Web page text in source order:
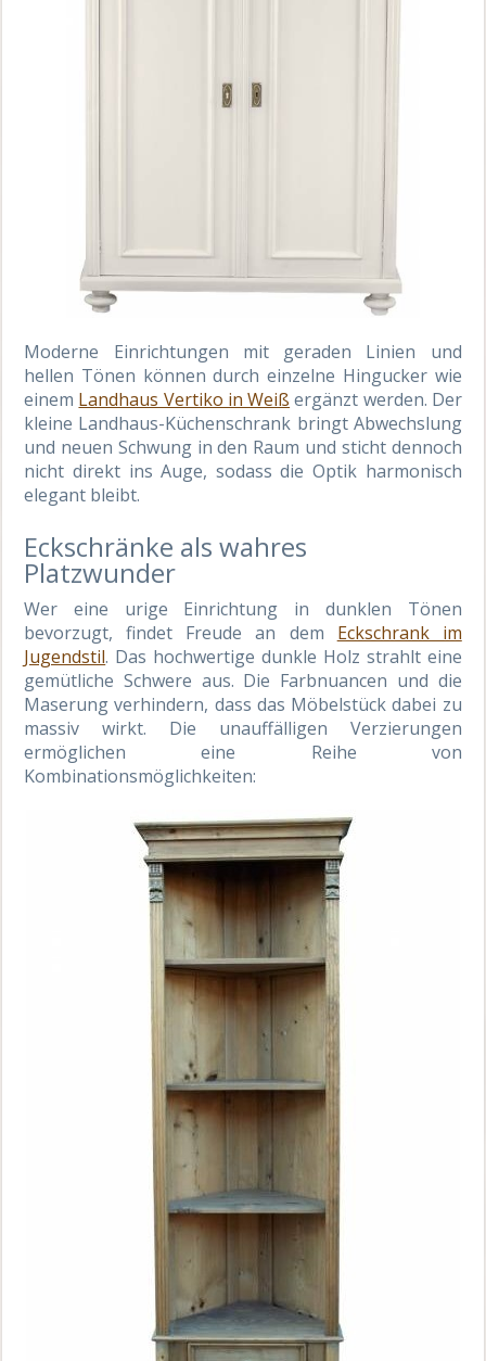
Moderne Einrichtungen mit geraden Linien und
hellen Tönen können durch einzelne Hingucker wie
einem Landhaus Vertiko in Weiß ergänzt werden. Der
kleine Landhaus-Küchenschrank bringt Abwechslung
und neuen Schwung in den Raum und sticht dennoch
nicht direkt ins Auge, sodass die Optik harmonisch
elegant bleibt.
Eckschränke als wahres
Platzwunder
Wer eine urige Einrichtung in dunklen Tönen
bevorzugt, findet Freude an dem Eckschrank im
Jugendstil. Das hochwertige dunkle Holz strahlt eine
gemütliche Schwere aus. Die Farbnuancen und die
Maserung verhindern, dass das Möbelstück dabei zu
massiv wirkt. Die unauffälligen Verzierungen
ermöglichen eine Reihe von
Kombinationsmöglichkeiten: